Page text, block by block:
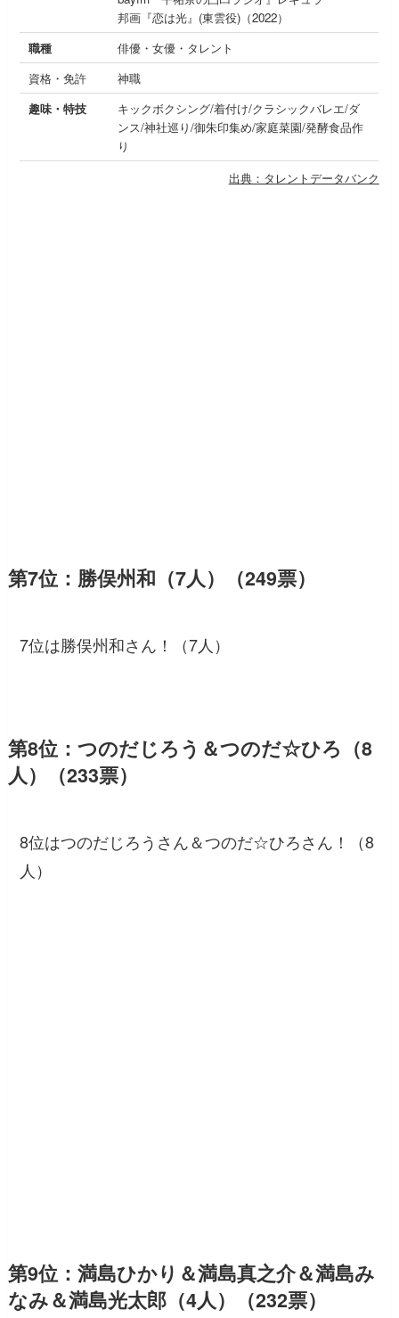
邦画『恋は光』(東雲役)（2022）
職種
俳優・女優・タレント
資格・免許
神職
趣味・特技
キックボクシング/着付け/クラシックバレエ/ダ
ンス/神社巡り/御朱印集め/家庭菜園/発酵食品作
り
出典：タレントデータバンク
第7位：勝俣州和（7人）（249票）
7位は勝俣州和さん！（7人）
第8位：つのだじろう＆つのだ☆ひろ（8
人）（233票）
8位はつのだじろうさん＆つのだ☆ひろさん！（8
人）
第9位：満島ひかり＆満島真之介＆満島み
なみ＆満島光太郎（4人）（232票）